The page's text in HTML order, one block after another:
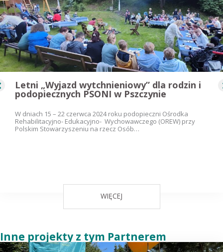
Letni „Wyjazd wytchnieniowy” dla rodzin i
podopiecznych PSONI w Pszczynie
W dniach 15 – 22 czerwca 2024 roku podopieczni Ośrodka
Rehabilitacyjno- Edukacyjno- Wychowawczego (OREW) przy
Polskim Stowarzyszeniu na rzecz Osób…
WIĘCEJ
Inne projekty z tym Partnerem